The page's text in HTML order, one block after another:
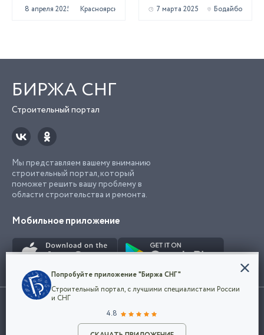
Разместить объявление
8 апреля 2025 Красноярск 7 марта 2025 Бодайбо
БИРЖА СНГ
Строительный портал
Мы представляем вашему вниманию
строительный портал, который
поможет решить вашу проблему в
области строительства и ремонта.
Мобильное приложение
Использование сайта, в том числе подача объявлений, означает
марки представленные на сайте являются собственностью их
Конфиденциальность
Мы используем файлы cookie, чтобы сделать
наш сайт удобным для каждого
Политикой конфиденциальности компании
и принимаете условия использования cookie.
Попробуйте приложение "Биржа СНГ"
Строительный портал, с лучшими специалистами России
и СНГ
4.8